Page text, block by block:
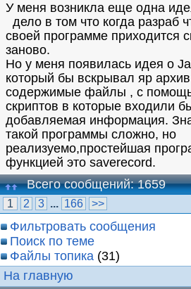
У меня возникла еще одна
дело в том что когда разраб
своей программе приходится
заново.
Но у меня появилась идея о
который бы вскрывал яр
содержимые файлы , с
скриптов в которые входили
добавляемая информация.
такой программы сложно, но
реализуемо,простейшая
функцией это saverecord.
Всего сообщений: 1659
1 2 3 ... 166 >>
Фильтровать сообщения
Поиск по теме
Файлы топика (31)
На главную